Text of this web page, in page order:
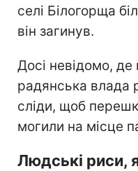
селі Білогорща
він загинув.
Досі невідомо, де
радянська влада
сліди, щоб
могили на місце
Людські риси,